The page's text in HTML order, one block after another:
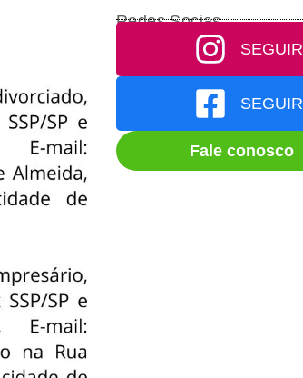
Redes Socias
SEGUIR
SEGUIR
Fale conosco